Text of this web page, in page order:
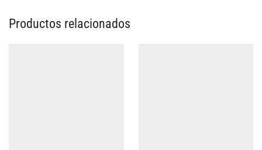
Productos relacionados